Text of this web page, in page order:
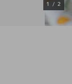
1 / 2